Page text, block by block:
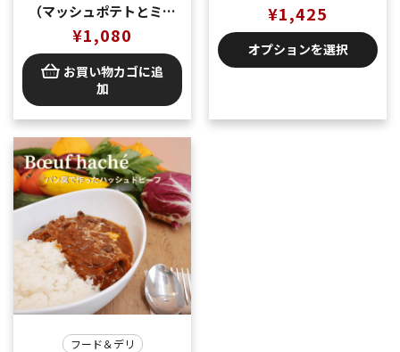
（マッシュポテトとミー
トソースのグラタン）冷
凍でお届け商品
¥1,080
お買い物カゴに追
加
¥1,425
オプションを選択
フード＆デリ